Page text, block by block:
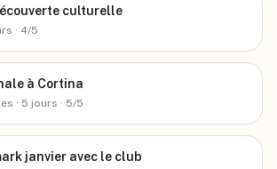
culturelle
· 4/5
à Cortina
· 5 jours · 5/5
janvier avec le club